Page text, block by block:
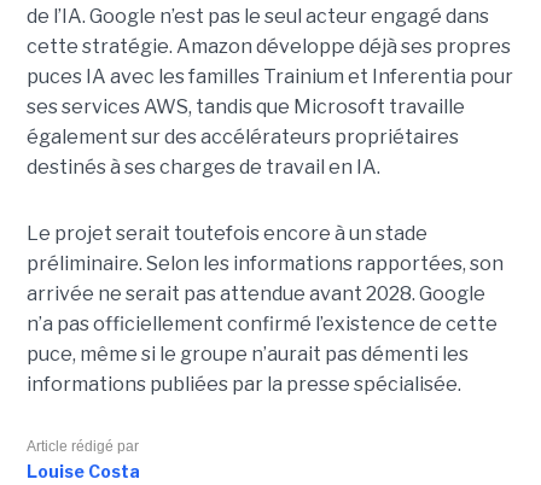
de l’IA. Google n’est pas le seul acteur engagé dans
cette stratégie. Amazon développe déjà ses propres
puces IA avec les familles Trainium et Inferentia pour
ses services AWS, tandis que Microsoft travaille
également sur des accélérateurs propriétaires
destinés à ses charges de travail en IA.
Le projet serait toutefois encore à un stade
préliminaire. Selon les informations rapportées, son
arrivée ne serait pas attendue avant 2028. Google
n’a pas officiellement confirmé l’existence de cette
puce, même si le groupe n’aurait pas démenti les
informations publiées par la presse spécialisée.
Article rédigé par
Louise Costa